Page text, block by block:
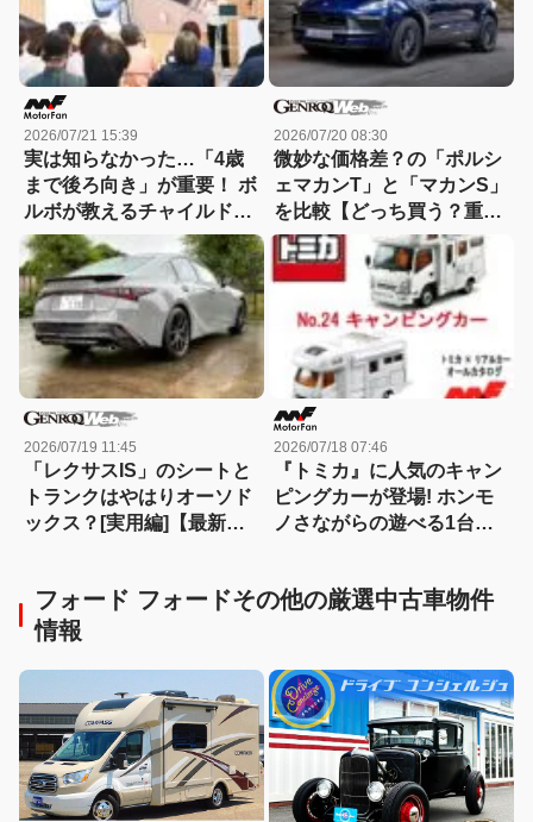
2026/07/21 15:39
実は知らなかった…「4歳
まで後ろ向き」が重要！ ボ
ルボが教えるチャイルドシ
ートの正しい使い方
2026/07/20 08:30
微妙な価格差？の「ポルシ
ェマカンT」と「マカンS」
を比較【どっち買う？重箱
の隅ツツキ隊：09】
2026/07/19 11:45
「レクサスIS」のシートと
トランクはやはりオーソド
ックス？[実用編]【最新モ
2026/07/18 07:46
『トミカ』に人気のキャン
ピングカーが登場! ホンモ
ノさながらの遊べる1台、
ルカー オールカタログ】
フォード フォードその他の厳選中古車物件
情報